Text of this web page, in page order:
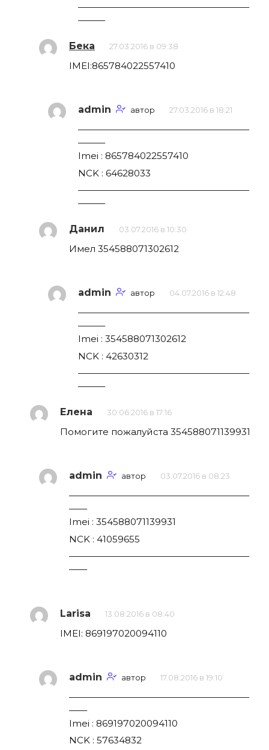
———————————————————
———
Бека 27.03.2016 в 09:38
IMEI:865784022557410
admin автор 27.03.2016 в 18:21
———————————————————
———
Imei : 865784022557410
NCK : 64628033
———————————————————
———
Данил 03.07.2016 в 10:30
Имел 354588071302612
admin автор 04.07.2016 в 12:48
———————————————————
———
Imei : 354588071302612
NCK : 42630312
———————————————————
———
Елена 30.06.2016 в 17:16
Помогите пожалуйста 354588071139931
admin автор 03.07.2016 в 08:23
————————————————————
——
Imei : 354588071139931
NCK : 41059655
————————————————————
——
Larisa 13.08.2016 в 08:40
IMEI: 869197020094110
admin автор 17.08.2016 в 19:10
————————————————————
——
Imei : 869197020094110
NCK : 57634832